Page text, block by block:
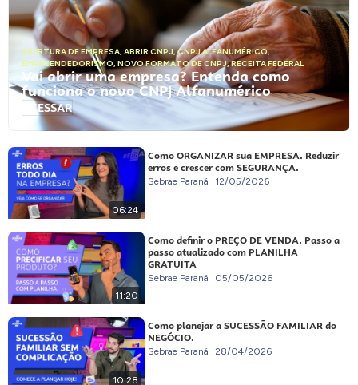
ABERTURA DE EMPRESA, ABRIR CNPJ,CNPJ ALFANUMÉRICO,
EMPREENDEDORISMO, NOVO FORMATO DE CNPJ,RECEITA FEDERAL
Vai abrir uma empresa? Entenda como
funciona o novo CNPJ Alfanumérico
ACESSAR
06:24
Como ORGANIZAR sua EMPRESA. Reduzir
erros e crescer com SEGURANÇA.
Sebrae Paraná 12/05/2026
11:20
Como definir o PREÇO DE VENDA. Passo a
passo atualizado com PLANILHA
GRATUITA
Sebrae Paraná 05/05/2026
10:28
Como planejar a SUCESSÃO FAMILIAR do
NEGÓCIO.
Sebrae Paraná 28/04/2026